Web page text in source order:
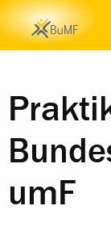
umF